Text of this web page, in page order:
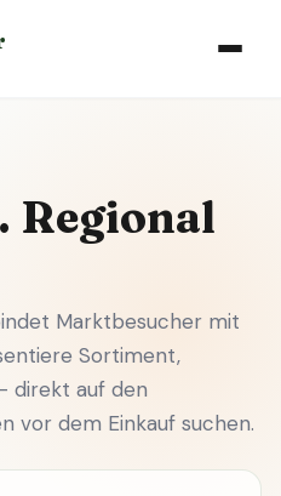
Regional
Marktbesucher mit
Sortiment,
direkt auf den
vor dem Einkauf suchen.